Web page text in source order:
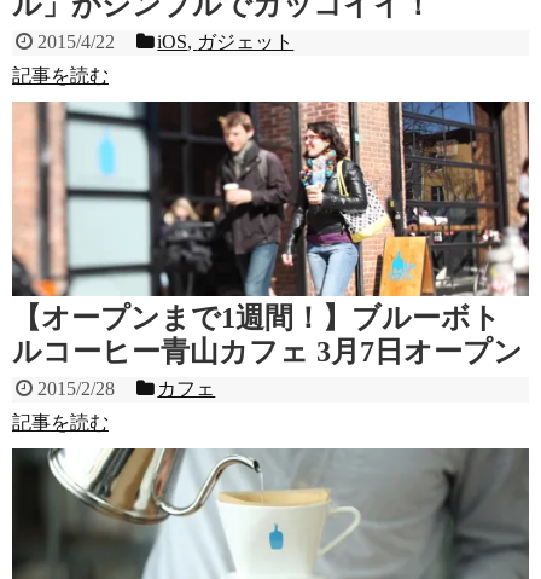
2015/4/22 iOS, ガジェット
記事を読む
【オープンまで1週間！】ブルーボト
ルコーヒー青山カフェ 3月7日オープン
2015/2/28
カフェ
記事を読む